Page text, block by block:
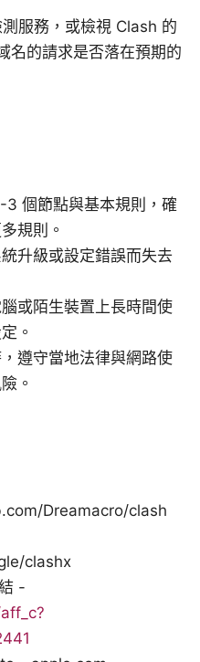
服務，或檢視 Clash 的
名的請求是否落在預期的
個節點與基本規則，確
規則。
升級或設定錯誤而失去
或陌生裝置上長時間使
。
遵守當地法律與網路使
。
Dreamacro/clash
clashx
-